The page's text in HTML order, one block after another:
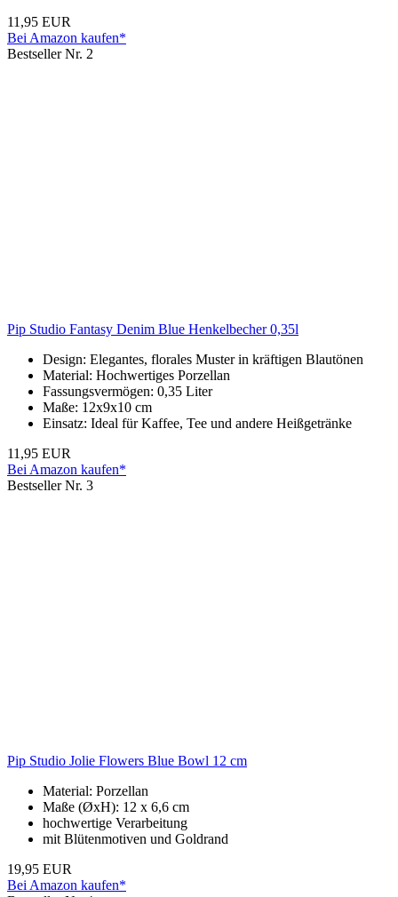
11,95 EUR
Bei Amazon kaufen*
Bestseller Nr. 2
Pip Studio Fantasy Denim Blue Henkelbecher 0,35l
Design: Elegantes, florales Muster in kräftigen Blautönen
Material: Hochwertiges Porzellan
Fassungsvermögen: 0,35 Liter
Maße: 12x9x10 cm
Einsatz: Ideal für Kaffee, Tee und andere Heißgetränke
11,95 EUR
Bei Amazon kaufen*
Bestseller Nr. 3
Pip Studio Jolie Flowers Blue Bowl 12 cm
Material: Porzellan
Maße (ØxH): 12 x 6,6 cm
hochwertige Verarbeitung
mit Blütenmotiven und Goldrand
19,95 EUR
Bei Amazon kaufen*